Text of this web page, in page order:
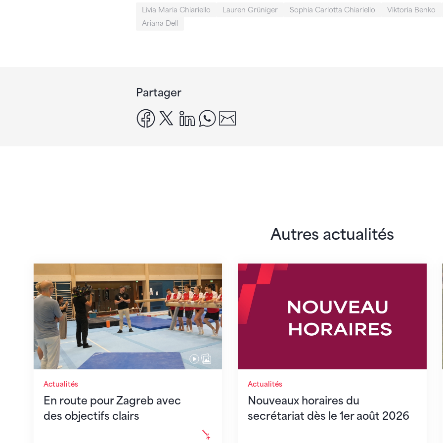
Livia Maria Chiariello Lauren Grüniger Sophia Carlotta Chiariello Viktoria Benko
Ariana Dell
Partager
facebook
x linkedinwhatsapp
Autres actualités
Actualités
En route pour Zagreb avec
des objectifs clairs
En route pour Zagreb avec des objectifs clairs
Actualités
Nouveaux horaires du
secrétariat dès le 1er août 2026
Nouveaux horaires du secrétariat dès le 1er